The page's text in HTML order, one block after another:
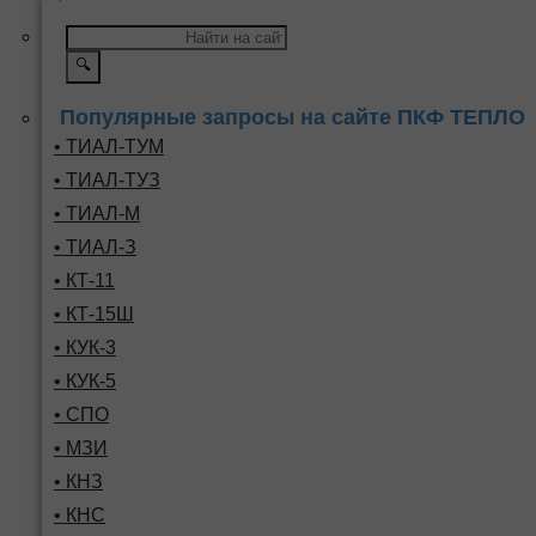
🔍
Популярные запросы на сайте ПКФ ТЕПЛО
• ТИАЛ-ТУМ
• ТИАЛ-ТУЗ
• ТИАЛ-М
• ТИАЛ-З
• КТ-11
• КТ-15Ш
• КУК-3
• КУК-5
• СПО
• МЗИ
• КНЗ
• КНС